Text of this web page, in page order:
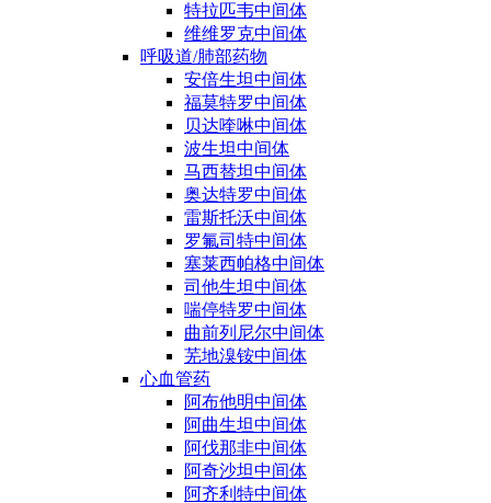
特拉匹韦中间体
维维罗克中间体
呼吸道/肺部药物
安倍生坦中间体
福莫特罗中间体
贝达喹啉中间体
波生坦中间体
马西替坦中间体
奥达特罗中间体
雷斯托沃中间体
罗氟司特中间体
塞莱西帕格中间体
司他生坦中间体
喘停特罗中间体
曲前列尼尔中间体
芜地溴铵中间体
心血管药
阿布他明中间体
阿曲生坦中间体
阿伐那非中间体
阿奇沙坦中间体
阿齐利特中间体